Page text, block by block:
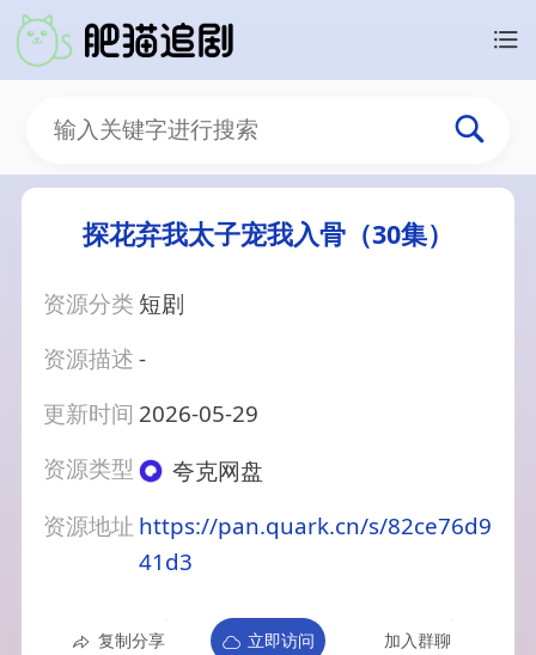
探花弃我太子宠我入骨（30集）
资源分类 短剧
资源描述-
更新时间 2026-05-29
资源类型
夸克网盘
资源地址 https://pan.quark.cn/s/82ce76d9
41d3
复制分享 立即访问 加入群聊